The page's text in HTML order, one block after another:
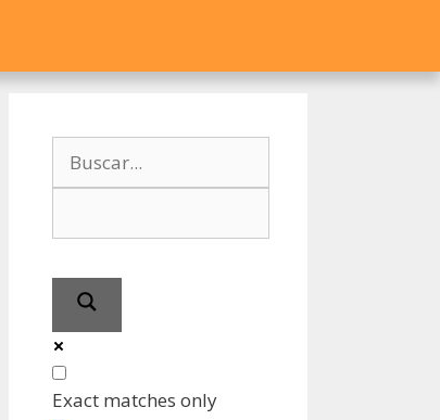
Exact matches only